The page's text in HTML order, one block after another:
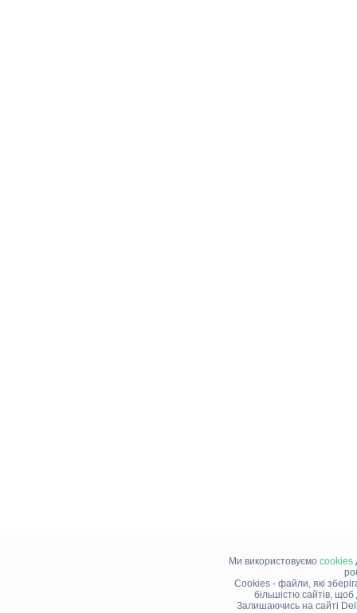
Ми використовуємо cookies
Cookies - файли, які
більшістю сайтів,
Залишаючись на сайті